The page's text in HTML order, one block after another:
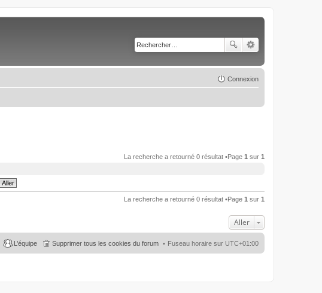
Connexion
La recherche a retourné 0 résultat •Page 1 sur 1
La recherche a retourné 0 résultat •Page 1 sur 1
Aller
Fuseau horaire sur UTC+01:00
Supprimer tous les cookies du forum
L’équipe